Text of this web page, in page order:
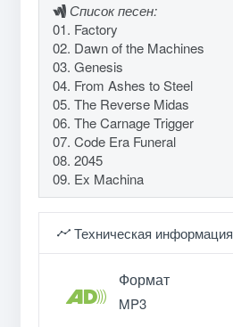
Список песен:
01. Factory
02. Dawn of the Machines
03. Genesis
04. From Ashes to Steel
05. The Reverse Midas
06. The Carnage Trigger
07. Code Era Funeral
08. 2045
09. Ex Machina
Техническая информация
Формат
MP3